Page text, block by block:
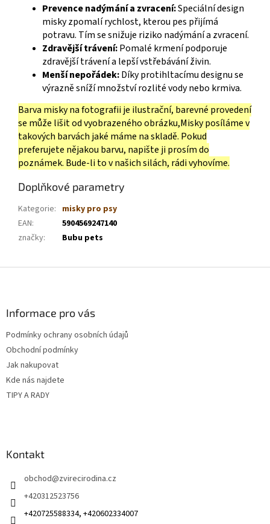
Prevence nadýmání a zvracení:Speciální design
misky zpomalí rychlost, kterou pes přijímá
potravu. Tím se snižuje riziko nadýmání a zvracení.
Zdravější trávení:Pomalé krmení podporuje
zdravější trávení a lepší vstřebávání živin.
Menší nepořádek:Díky protihltacímu designu se
výrazně sníží množství rozlité vody nebo krmiva.
Barva misky na fotografii je ilustrační, barevné provedení
se může lišit od vyobrazeného obrázku,Misky posíláme v
takových barvách jaké máme na skladě. Pokud
preferujete nějakou barvu, napište ji prosím do
poznámek. Bude-li to v našich silách, rádi vyhovíme.
Doplňkové parametry
Kategorie: misky pro psy
EAN:
5904569247140
značky: Bubu pets
Informace pro vás
Podmínky ochrany osobních údajů
Obchodní podmínky
Jak nakupovat
Kde nás najdete
TIPY A RADY
Kontakt
obchod@zvirecirodina.cz
+420312523756
+420725588334, +420602334007